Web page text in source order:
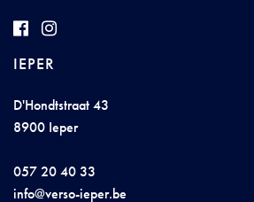
IEPER
D'Hondtstraat 43
8900 Ieper
057 20 40 33
info@verso-ieper.be